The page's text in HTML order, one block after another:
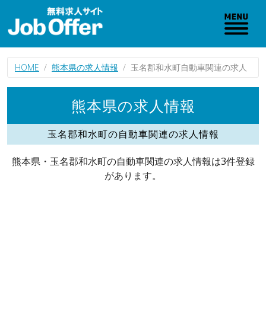
HOME 熊本県の求人情報 玉名郡和水町自動車関連の求人
熊本県の求人情報
玉名郡和水町の自動車関連の求人情報
熊本県・玉名郡和水町の自動車関連の求人情報は3件登録
があります。